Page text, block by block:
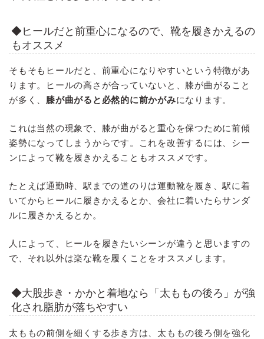
◆ヒールだと前重心になるので、靴を履きかえるの
もオススメ
そもそもヒールだと、前重心になりやすいという特徴があ
ります。ヒールの高さが合っていないと、膝が曲がること
が多く、 膝が曲がると必然的に前かがみになります。
これは当然の現象で、膝が曲がると重心を保つために前傾
姿勢になってしまうからです。これを改善するには、シー
ンによって靴を履きかえることもオススメです。
たとえば通勤時、駅までの道のりは運動靴を履き、駅に着
いてからヒールに履きかえるとか、会社に着いたらサンダ
ルに履きかえるとか。
人によって、ヒールを履きたいシーンが違うと思いますの
で、それ以外は楽な靴を履くことをオススメします。
◆大股歩き・かかと着地なら「太ももの後ろ」が強
化され脂肪が落ちやすい
太ももの前側を細くする歩き方は、太ももの後ろ側を強化